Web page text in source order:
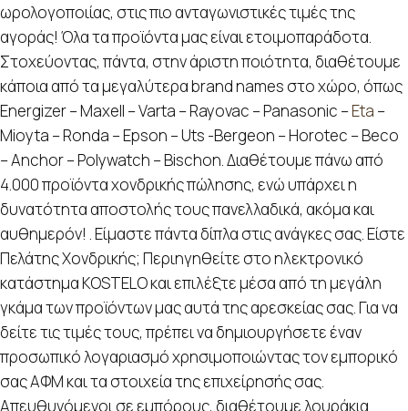
ωρολογοποιίας, στις πιο ανταγωνιστικές τιμές της
αγοράς! Όλα τα προϊόντα μας είναι ετοιμοπαράδοτα.
Στοχεύοντας, πάντα, στην άριστη ποιότητα, διαθέτουμε
κάποια από τα μεγαλύτερα brand names στο χώρο, όπως
Energizer – Maxell – Varta – Rayovac – Panasonic –Eta –
Mioyta – Ronda – Epson – Uts -Bergeon – Horotec – Beco
– Anchor – Polywatch – Bischon. Διαθέτουμε πάνω από
4.000 προϊόντα χονδρικής πώλησης, ενώ υπάρχει η
δυνατότητα αποστολής τους πανελλαδικά, ακόμα και
αυθημερόν! . Είμαστε πάντα δίπλα στις ανάγκες σας. Είστε
Πελάτης Χονδρικής; Περιηγηθείτε στο ηλεκτρονικό
κατάστημα KOSTELO και επιλέξτε μέσα από τη μεγάλη
γκάμα των προϊόντων μας αυτά της αρεσκείας σας. Για να
δείτε τις τιμές τους, πρέπει να δημιουργήσετε έναν
προσωπικό λογαριασμό χρησιμοποιώντας τον εμπορικό
σας ΑΦΜ και τα στοιχεία της επιχείρησής σας.
Απευθυνόμενοι σε εμπόρους, διαθέτουμε λουράκια